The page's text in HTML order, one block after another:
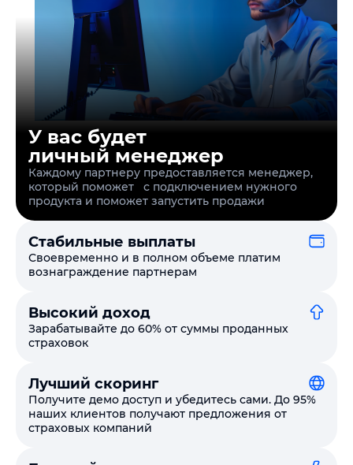
У вас будет
личный менеджер
Каждому партнеру предоставляется менеджер,
который поможет с подключением нужного
продукта и поможет запустить продажи
Стабильные выплаты
Своевременно и в полном объеме платим
вознаграждение партнерам
Высокий доход
Зарабатывайте до 60% от суммы проданных
страховок
Лучший скоринг
Получите демо доступ и убедитесь сами. До 95%
наших клиентов получают предложения от
страховых компаний